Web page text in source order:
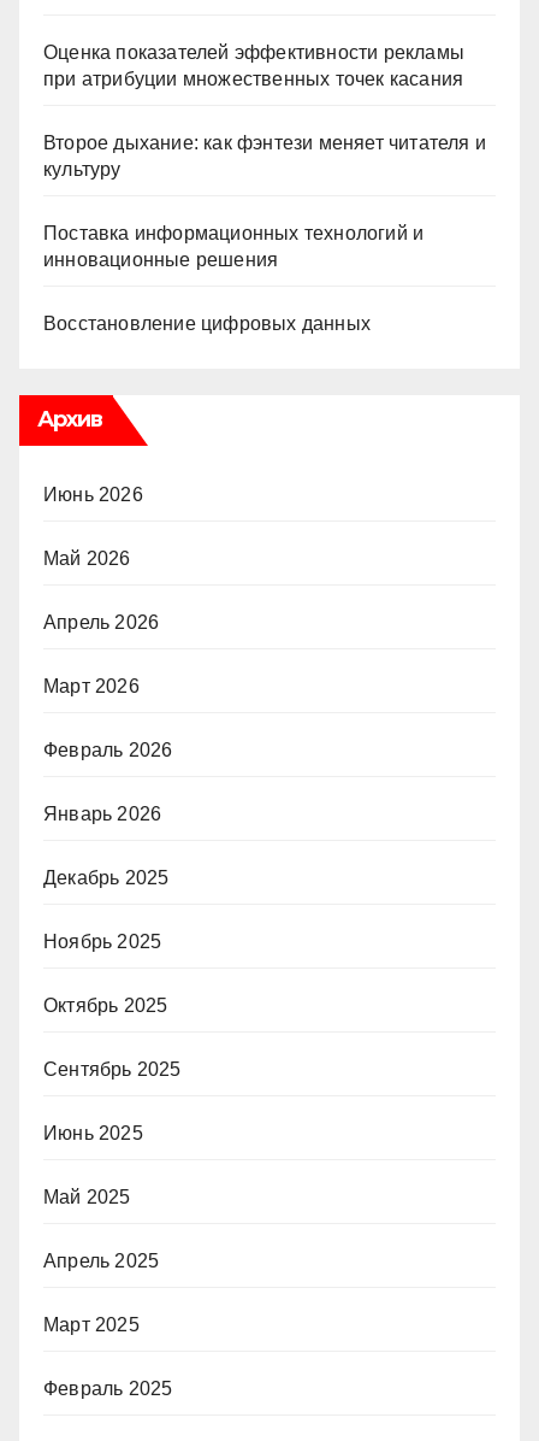
Оценка показателей эффективности рекламы
при атрибуции множественных точек касания
Второе дыхание: как фэнтези меняет читателя и
культуру
Поставка информационных технологий и
инновационные решения
Восстановление цифровых данных
Архив
Июнь 2026
Май 2026
Апрель 2026
Март 2026
Февраль 2026
Январь 2026
Декабрь 2025
Ноябрь 2025
Октябрь 2025
Сентябрь 2025
Июнь 2025
Май 2025
Апрель 2025
Март 2025
Февраль 2025